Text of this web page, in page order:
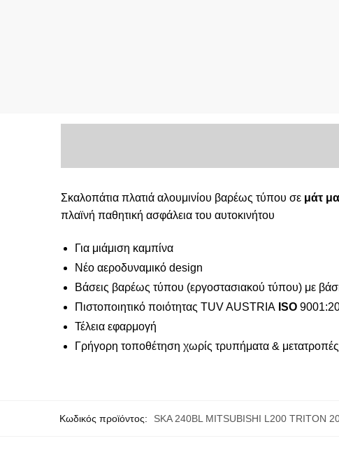
Σκαλοπάτια πλατιά αλουμινίου βαρέως τύπου σε μάτ
πλαϊνή παθητική ασφάλεια του αυτοκινήτου
Για μιάμιση καμπίνα
Νέο αεροδυναμικό design
Βάσεις βαρέως τύπου (εργοστασιακού τύπου) με
Πιστοποιητικό ποιότητας TUV AUSTRIA ISO
Τέλεια εφαρμογή
Γρήγορη τοποθέτηση χωρίς τρυπήματα & μετατροπές
Κωδικός προϊόντος: SKA 240BL MITSUBISHI L200 TRITON